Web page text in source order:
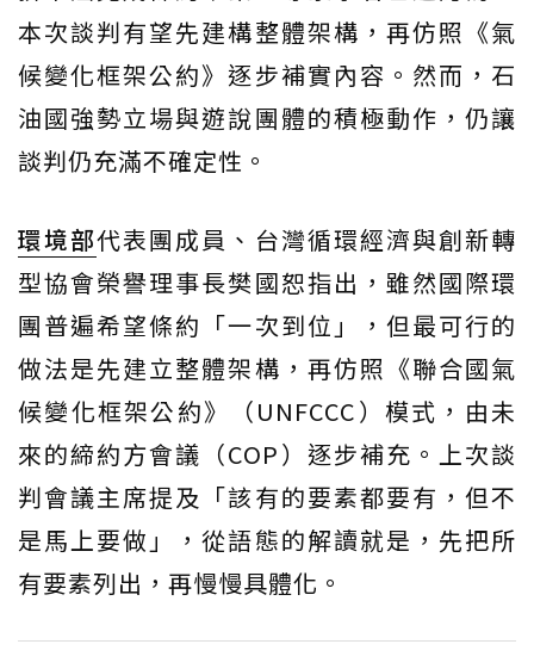
本次談判有望先建構整體架構，再仿照《氣
候變化框架公約》逐步補實內容。然而，石
油國強勢立場與遊說團體的積極動作，仍讓
談判仍充滿不確定性。
環境部代表團成員、台灣循環經濟與創新轉
型協會榮譽理事長樊國恕指出，雖然國際環
團普遍希望條約「一次到位」，但最可行的
做法是先建立整體架構，再仿照《聯合國氣
候變化框架公約》（UNFCCC）模式，由未
來的締約方會議（COP）逐步補充。上次談
判會議主席提及「該有的要素都要有，但不
是馬上要做」，從語態的解讀就是，先把所
有要素列出，再慢慢具體化。